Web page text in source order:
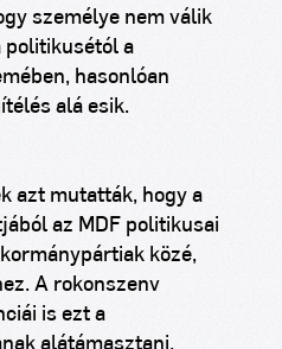
személye nem válik
politikusétól a
hasonlóan
alá esik.
azt mutatták, hogy a
az MDF politikusai
közé,
A rokonszenv
is ezt a
alátámasztani,